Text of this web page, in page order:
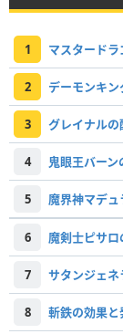
1 マスタード
2 デーモンキ
3 グレイナル
4 鬼眼王バー
5 魔界神マデ
6 魔剣士ピサ
7 サタンジェ
8 斬鉄の効果